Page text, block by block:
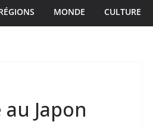
MONDE CULTURE
Japon